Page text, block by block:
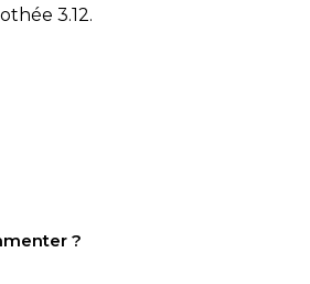
3.12.
?